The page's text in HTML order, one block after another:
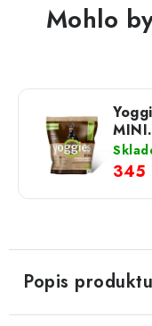
Mohlo
MINI
k
345
Popis produktu